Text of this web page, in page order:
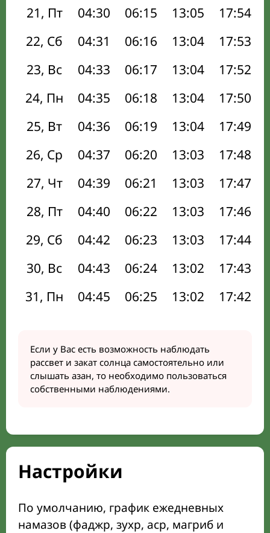
21, Пт
04:30 06:15 13:05 17:54
22, Сб
04:31 06:16 13:04 17:53
23, Вс
04:33 06:17 13:04 17:52
24, Пн
04:35 06:18 13:04 17:50
25, Вт
04:36 06:19 13:04 17:49
26, Ср
04:37 06:20 13:03 17:48
27, Чт
04:39 06:21 13:03 17:47
28, Пт
04:40 06:22 13:03 17:46
29, Сб
04:42 06:23 13:03 17:44
30, Вс
04:43 06:24 13:02 17:43
31, Пн
04:45 06:25 13:02 17:42
Если у Вас есть возможность наблюдать
рассвет и закат солнца самостоятельно или
слышать азан, то необходимо пользоваться
собственными наблюдениями.
Настройки
По умолчанию, график ежедневных
намазов (фаджр, зухр, аср, магриб и